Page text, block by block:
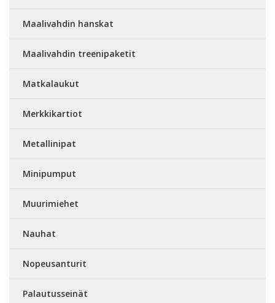
Maalivahdin hanskat
Maalivahdin treenipaketit
Matkalaukut
Merkkikartiot
Metallinipat
Minipumput
Muurimiehet
Nauhat
Nopeusanturit
Palautusseinät